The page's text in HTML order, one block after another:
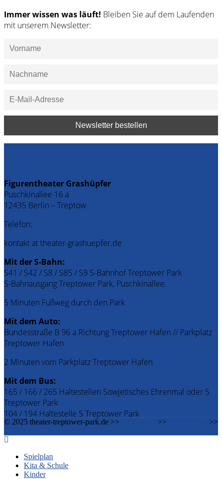
Immer wissen was läuft! Bleiben Sie auf dem Laufenden
mit unserem Newsletter:
Figurentheater Grashüpfer
Puschkinallee 16 a
12435 Berlin – Treptow
Telefon:
kontakt at theater-grashuepfer.de
Mit der S-Bahn:
S41 / S42 / S8 / S85 / S9 S-Bahnhof Treptower Park
S-Bahnausgang Treptower Park, Puschkinallee.
5 Minuten Fußweg durch den Park
Mit dem Auto:
Bundesstraße B 96 a Richtung Treptower Hafen // Parkplatz
Treptower Hafen
2 Minuten vom Parkplatz Treptower Hafen
Mit dem Bus:
165 / 166 / 265 Haltestellen Sowjetisches Ehrenmal oder S
Treptower Park
104 / 194 Haltestelle S Treptower Park
© 2025 theater-treptower-park.de >> >>
>>
Spielplan
Kita & Schule
Kinder